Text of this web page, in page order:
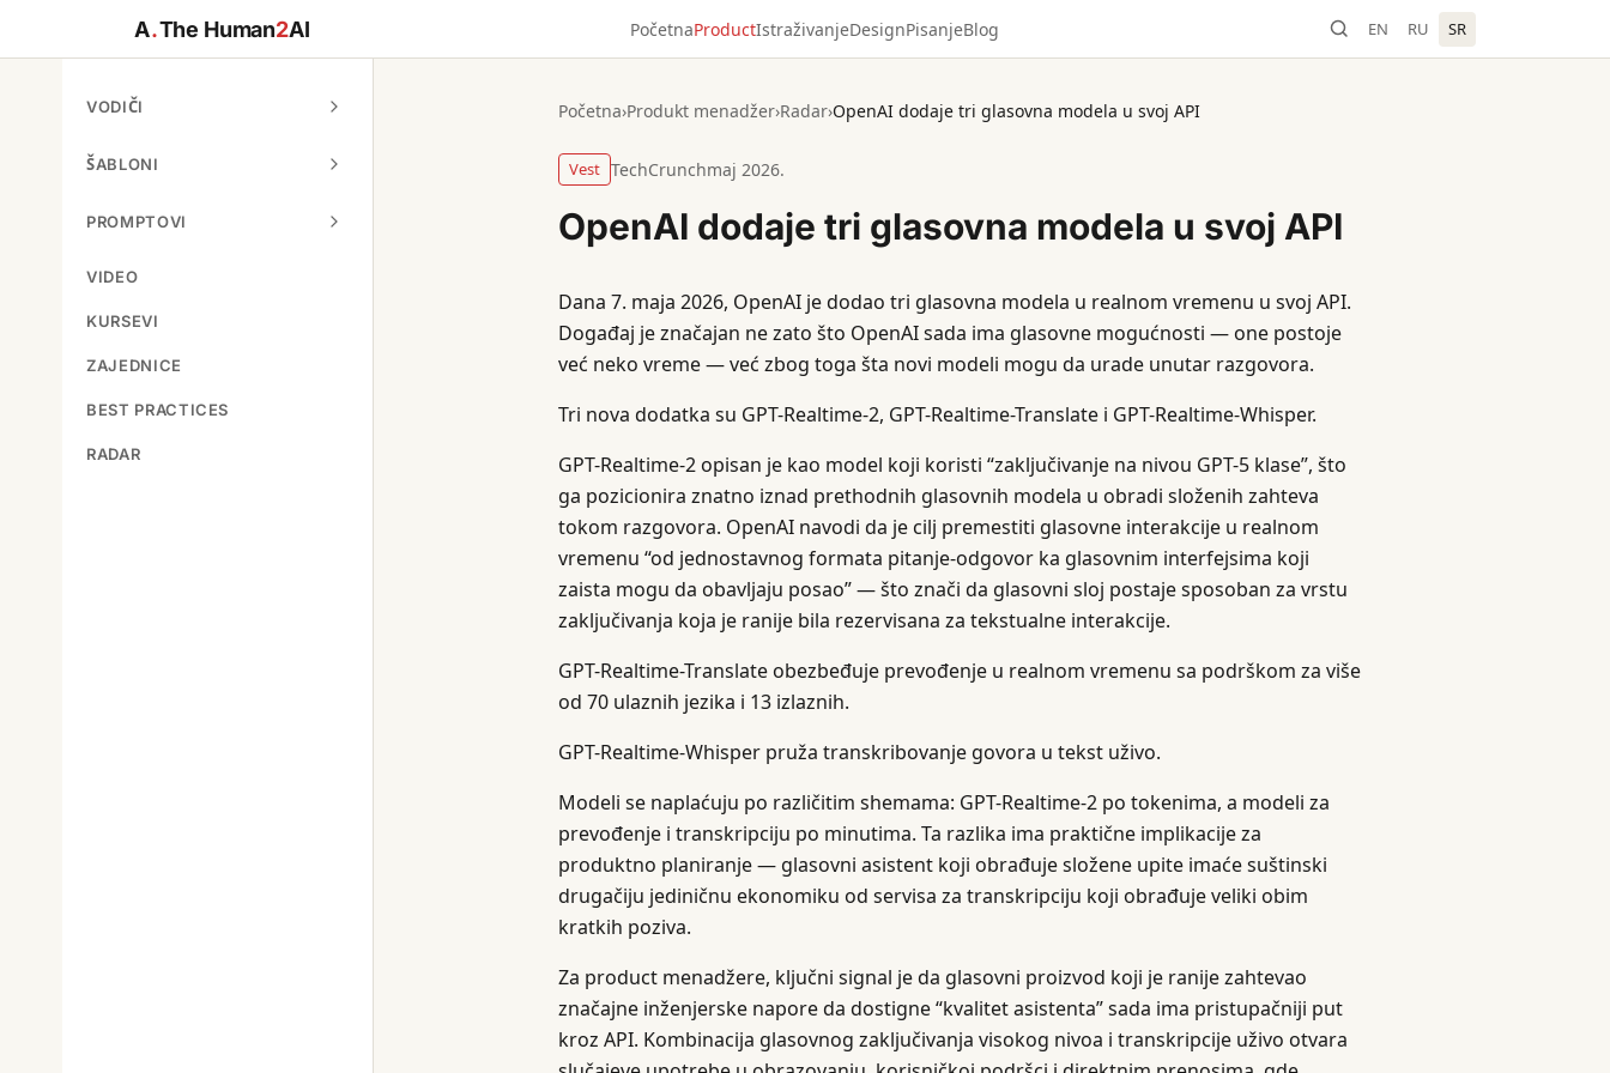
A.The Human2AI PočetnaProductIstraživanjeDesignPisanjeBlog EN RU SR
VODIČI
ŠABLONI
PROMPTOVI
VIDEO
KURSEVI
ZAJEDNICE
BEST PRACTICES
RADAR
Početna›Produkt menadžer›Radar›OpenAI dodaje tri glasovna modela u svoj API
Vest TechCrunchmaj 2026.
OpenAI dodaje tri glasovna modela u svoj API
Dana 7. maja 2026, OpenAI je dodao tri glasovna modela u realnom vremenu u svoj API.
Događaj je značajan ne zato što OpenAI sada ima glasovne mogućnosti — one postoje
već neko vreme — već zbog toga šta novi modeli mogu da urade unutar razgovora.
Tri nova dodatka su GPT-Realtime-2, GPT-Realtime-Translate i GPT-Realtime-Whisper.
GPT-Realtime-2 opisan je kao model koji koristi “zaključivanje na nivou GPT-5 klase”, što
ga pozicionira znatno iznad prethodnih glasovnih modela u obradi složenih zahteva
tokom razgovora. OpenAI navodi da je cilj premestiti glasovne interakcije u realnom
vremenu “od jednostavnog formata pitanje-odgovor ka glasovnim interfejsima koji
zaista mogu da obavljaju posao” — što znači da glasovni sloj postaje sposoban za vrstu
zaključivanja koja je ranije bila rezervisana za tekstualne interakcije.
GPT-Realtime-Translate obezbeđuje prevođenje u realnom vremenu sa podrškom za više
od 70 ulaznih jezika i 13 izlaznih.
GPT-Realtime-Whisper pruža transkribovanje govora u tekst uživo.
Modeli se naplaćuju po različitim shemama: GPT-Realtime-2 po tokenima, a modeli za
prevođenje i transkripciju po minutima. Ta razlika ima praktične implikacije za
produktno planiranje — glasovni asistent koji obrađuje složene upite imaće suštinski
drugačiju jediničnu ekonomiku od servisa za transkripciju koji obrađuje veliki obim
kratkih poziva.
Za product menadžere, ključni signal je da glasovni proizvod koji je ranije zahtevao
značajne inženjerske napore da dostigne “kvalitet asistenta” sada ima pristupačniji put
kroz API. Kombinacija glasovnog zaključivanja visokog nivoa i transkripcije uživo otvara